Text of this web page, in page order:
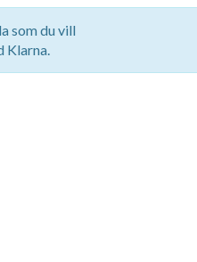
som du vill
Klarna.